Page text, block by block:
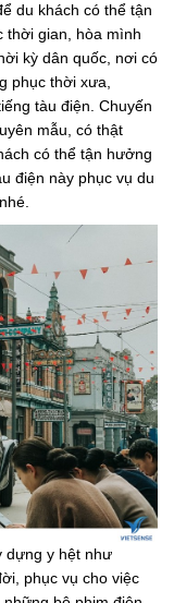
du khách có thể tận
thời gian, hòa mình
kỳ dân quốc, nơi có
phục thời xưa,
tàu điện. Chuyến
mẫu, có thật
có thể tận hưởng
điện này phục vụ du
dựng y hệt như
phục vụ cho việc